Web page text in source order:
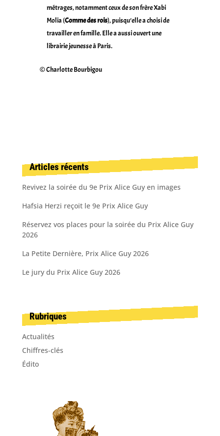
métrages, notamment ceux de son frère Xabi
Molia (Comme des rois), puisqu’elle a choisi de
travailler en famille. Elle a aussi ouvert une
librairie jeunesse à Paris.
© Charlotte Bourbigou
Articles récents
Revivez la soirée du 9e Prix Alice Guy en images
Hafsia Herzi reçoit le 9e Prix Alice Guy
Réservez vos places pour la soirée du Prix Alice Guy
2026
La Petite Dernière, Prix Alice Guy 2026
Le jury du Prix Alice Guy 2026
Rubriques
Actualités
Chiffres-clés
Édito